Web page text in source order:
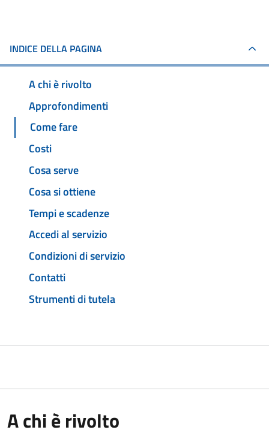
INDICE DELLA PAGINA
A chi è rivolto
Approfondimenti
Come fare
Costi
Cosa serve
Cosa si ottiene
Tempi e scadenze
Accedi al servizio
Condizioni di servizio
Contatti
Strumenti di tutela
A chi è rivolto